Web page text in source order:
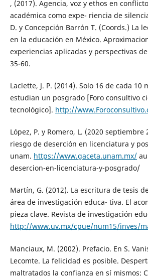
, (2017). Agencia, voz y ethos en
académica como expe- riencia de
D. y Concepción Barrón T. (Coords.) La
en la educación en México.
experiencias aplicadas y perspectivas
35-60.
Laclette, J. P. (2014). Solo 16 de cada 10
estudian un posgrado [Foro consultivo
tecnológico]. http://
López, P. y Romero, L. (2020 septiembre
riesgo de deserción en licenciatura y
unam. https://www.gaceta.unam.mx/
desercion-en-licenciatura-y-posgrado/
Martín, G. (2012). La escritura de tesis
área de investigación educa- tiva. El
pieza clave. Revista de investigación
http://www.uv.mx/cpue/num15/inves/
Manciaux, M. (2002). Prefacio. En S.
Lecomte. La felicidad es posible.
maltratados la confianza en sí mismos: